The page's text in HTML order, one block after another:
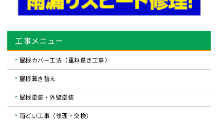
工事メニュー
屋根カバー工法（重ね葺き工事）
屋根葺き替え
屋根塗装・外壁塗装
雨どい工事（修理・交換）